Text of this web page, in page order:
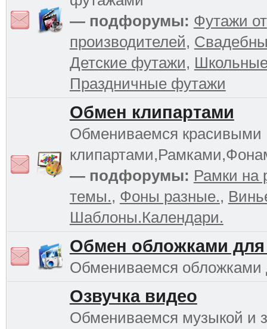
— подфорумы: Футажи от
производителей,
Детские футажи,
Праздничные футажи
Обмен клипартами
Обмениваемся красивыми
— подфорумы: Рамки на
темы., Фоны разные.,
Шаблоны.Календари.
Обмен обложками для
Обмениваемся обложками
Озвучка видео
Обмениваемся музыкой и